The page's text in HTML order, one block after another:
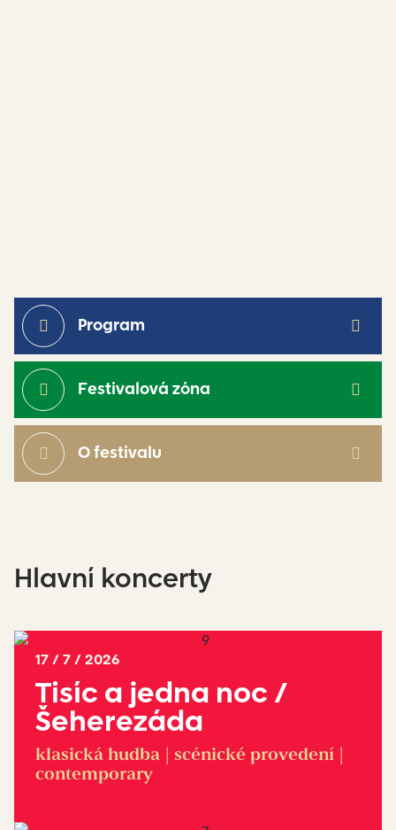
Program
Festivalová zóna
O festivalu
Hlavní koncerty
Tisíc a jedna noc /
Šeherezáda
klasická hudba | scénické provedení |
contemporary
17 / 7 / 2026
Koupit vstupenky